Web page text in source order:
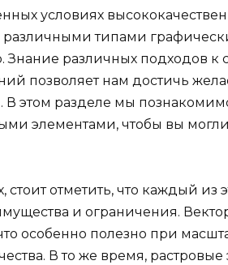
условиях
различными типами
Знание различных подходов
позволяет нам достичь
В этом разделе мы
элементами, чтобы вы
стоит отметить, что каждый
и ограничения.
особенно полезно при
В то же время,